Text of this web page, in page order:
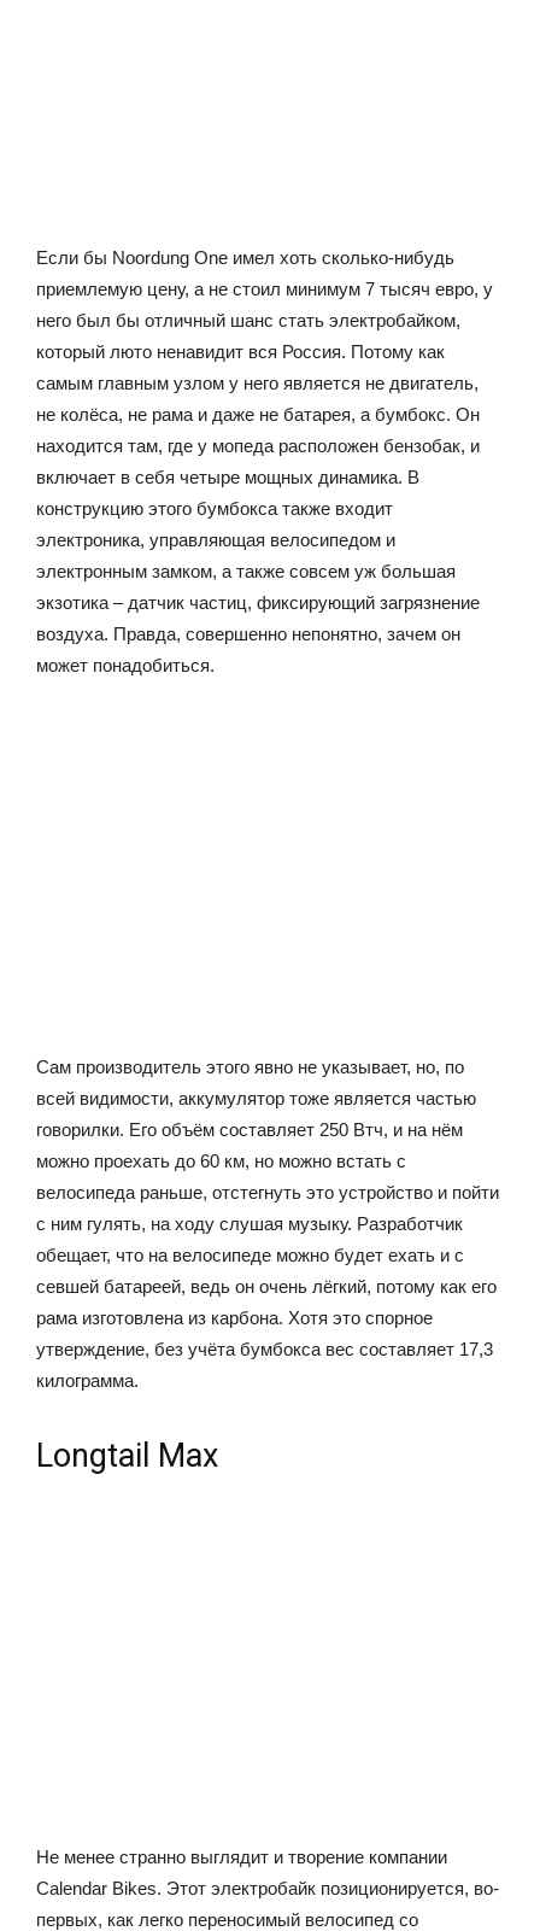
Если бы Noordung One имел хоть сколько-нибудь
приемлемую цену, а не стоил минимум 7 тысяч евро, у
него был бы отличный шанс стать электробайком,
который люто ненавидит вся Россия. Потому как
самым главным узлом у него является не двигатель,
не колёса, не рама и даже не батарея, а бумбокс. Он
находится там, где у мопеда расположен бензобак, и
включает в себя четыре мощных динамика. В
конструкцию этого бумбокса также входит
электроника, управляющая велосипедом и
электронным замком, а также совсем уж большая
экзотика – датчик частиц, фиксирующий загрязнение
воздуха. Правда, совершенно непонятно, зачем он
может понадобиться.
Сам производитель этого явно не указывает, но, по
всей видимости, аккумулятор тоже является частью
говорилки. Его объём составляет 250 Втч, и на нём
можно проехать до 60 км, но можно встать с
велосипеда раньше, отстегнуть это устройство и пойти
с ним гулять, на ходу слушая музыку. Разработчик
обещает, что на велосипеде можно будет ехать и с
севшей батареей, ведь он очень лёгкий, потому как его
рама изготовлена из карбона. Хотя это спорное
утверждение, без учёта бумбокса вес составляет 17,3
килограмма.
Longtail Max
Не менее странно выглядит и творение компании
Calendar Bikes. Этот электробайк позиционируется, во-
первых, как легко переносимый велосипед со